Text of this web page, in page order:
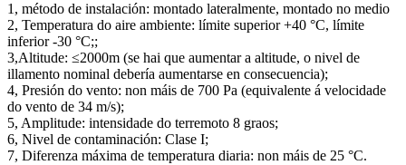
1, método de instalación: montado lateralmente, montado no medio
2, Temperatura do aire ambiente: límite superior +40 °C, límite
inferior -30 °C;;
3,Altitude: ≤2000m (se hai que aumentar a altitude, o nivel de
illamento nominal debería aumentarse en consecuencia);
4, Presión do vento: non máis de 700 Pa (equivalente á velocidade
do vento de 34 m/s);
5, Amplitude: intensidade do terremoto 8 graos;
6, Nivel de contaminación: Clase I;
7, Diferenza máxima de temperatura diaria: non máis de 25 °C.